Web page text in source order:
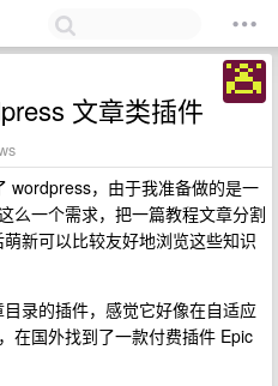
文章类插件
wordpress，由于我准备做的是一
么一个需求，把一篇教程文章分割
新可以比较友好地浏览这些知识
录的插件，感觉它好像在自适应
在国外找到了一款付费插件 Epic